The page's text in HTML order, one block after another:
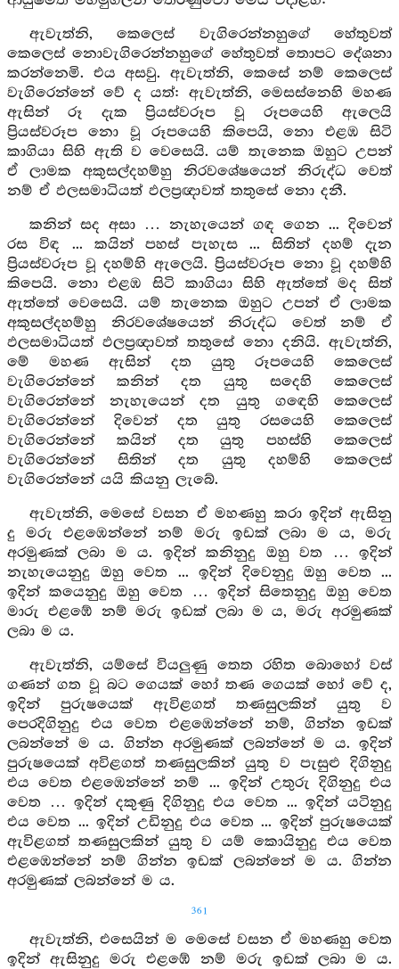
ඇවැත්නි, කෙලෙස් වැගිරෙන්නහුගේ හේතුවත්
කෙලෙස් නොවැගිරෙන්නහුගේ හේතුවත් තොපට දේශනා
කරන්නෙමි. එය අසවු. ඇවැත්නි, කෙසේ නම් කෙලෙස්
වැගිරෙන්නේ වේ ද යත්: ඇවැත්නි, මෙසස්නෙහි මහණ
ඇසින් රූ දැක ප්‍රියස්වරූප වූ රූපයෙහි ඇලෙයි
ප්‍රියස්වරූප නො වූ රූපයෙහි කිපෙයි, නො එළඹ සිටි
කාගියා සිහි ඇති ව වෙසෙයි. යම් තැනෙක ඔහුට උපන්
ඒ ලාමක අකුසල්දහම්හු නිරවශේෂයෙන් නිරුද්ධ වෙත්
නම් ඒ ඵලසමාධියත් ඵලප්‍රඥාවත් තතුසේ නො දනී.
කනින් සද අසා … නැහැයෙන් ගඳ ගෙන ... දිවෙන්
රස විඳ ... කයින් පහස් පැහැස ... සිතින් දහම් දැන
ප්‍රියස්වරූප වූ දහම්හි ඇලෙයි. ප්‍රියස්වරූප නො වූ දහම්හි
කිපෙයි. නො එළඹ සිටි කාගියා සිහි ඇත්තේ මද සිත්
ඇත්තේ වෙසෙයි. යම් තැනෙක ඔහුට උපන් ඒ ලාමක
අකුසල්දහම්හු නිරවශේෂයෙන් නිරුද්ධ වෙත් නම් ඒ
ඵලසමාධියත් ඵලප්‍රඥාවත් තතුසේ නො දනියි. ඇවැත්නි,
මේ මහණ ඇසින් දත යුතු රූපයෙහි කෙලෙස්
වැගිරෙන්නේ කනින් දත යුතු සදෙහි කෙලෙස්
වැගිරෙන්නේ නැහැයෙන් දත යුතු ගඳෙහි කෙලෙස්
වැගිරෙන්නේ දිවෙන් දත යුතු රසයෙහි කෙලෙස්
වැගිරෙන්නේ කයින් දත යුතු පහස්හි කෙලෙස්
වැගිරෙන්නේ සිතින් දත යුතු දහම්හි කෙලෙස්
වැගිරෙන්නේ යයි කියනු ලැබේ.
ඇවැත්නි, මෙසේ වසන ඒ මහණහු කරා ඉදින් ඇසිනු
දු මරු එළඹෙන්නේ නම් මරු ඉඩක් ලබා ම ය, මරු
අරමුණක් ලබා ම ය. ඉදින් කනිනුදු ඔහු වත … ඉදින්
නැහැයෙනුදු ඔහු වෙත ... ඉදින් දිවෙනුදු ඔහු වෙත ...
ඉදින් කයෙනුදු ඔහු වෙත … ඉදින් සිතෙනුදු ඔහු වෙත
මාරු එළඹේ නම් මරු ඉඩක් ලබා ම ය, මරු අරමුණක්
ලබා ම ය.
ඇවැත්නි, යම්සේ වියලුණු තෙත රහිත බොහෝ වස්
ගණන් ගත වූ බට ගෙයක් හෝ තණ ගෙයක් හෝ වේ ද,
ඉදින් පුරුෂයෙක් ඇවිළගත් තණසුලකින් යුතු ව
පෙරදිගිනුදු එය වෙත එළඹෙන්නේ නම්, ගින්න ඉඩක්
ලබන්නේ ම ය. ගින්න අරමුණක් ලබන්නේ ම ය. ඉදින්
පුරුෂයෙක් අවිළගත් තණසුලකින් යුතු ව පැසුළු දිගිනුදු
එය වෙත එළඹෙන්නේ නම් ... ඉදින් උතුරු දිගිනුදු එය
වෙත … ඉදින් දකුණු දිගිනුදු එය වෙත ... ඉදින් යටිනුදු
එය වෙත ... ඉදින් උඩිනුදු එය වෙත ... ඉදින් පුරුෂයෙක්
ඇවිළගත් තණසුලකින් යුතු ව යම් කොයිනුදු එය වෙත
එළඹෙන්නේ නම් ගින්න ඉඩක් ලබන්නේ ම ය. ගින්න
අරමුණක් ලබන්නේ ම ය.
361
ඇවැත්නි, එසෙයින් ම මෙසේ වසන ඒ මහණහු වෙත
ඉදින් ඇසිනුදු මරු එළඹේ නම් මරු ඉඩක් ලබා ම ය.